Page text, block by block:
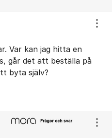
Var kan jag hitta en
går det att beställa på
byta själv?